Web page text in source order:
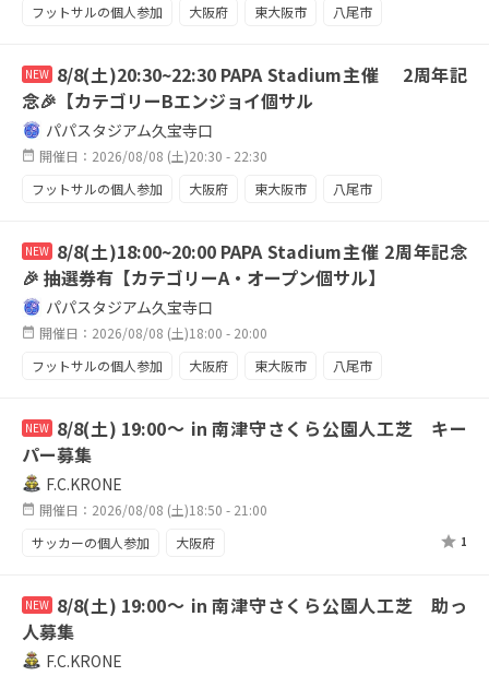
フットサルの個人参加
大阪府 東大阪市
八尾市
屋内施設
NEW 8/8(土)20:30~22:30 PAPA Stadium主催 2周年記
念🎉【カテゴリーBエンジョイ個サル
パパスタジアム久宝寺口
開催日：2026/08/08 (土)20:30 - 22:30
フットサルの個人参加
大阪府 東大阪市
八尾市
NEW 8/8(土)18:00~20:00 PAPA Stadium主催 2周年記念
🎉 抽選券有【カテゴリーA・オープン個サル】
パパスタジアム久宝寺口
開催日：2026/08/08 (土)18:00 - 20:00
フットサルの個人参加
大阪府 東大阪市
八尾市
NEW 8/8(土) 19:00〜 in 南津守さくら公園人工芝 キー
パー募集
F.C.KRONE
開催日：2026/08/08 (土)18:50 - 21:00
サッカーの個人参加
大阪府 1
NEW 8/8(土) 19:00〜 in 南津守さくら公園人工芝 助っ
人募集
F.C.KRONE